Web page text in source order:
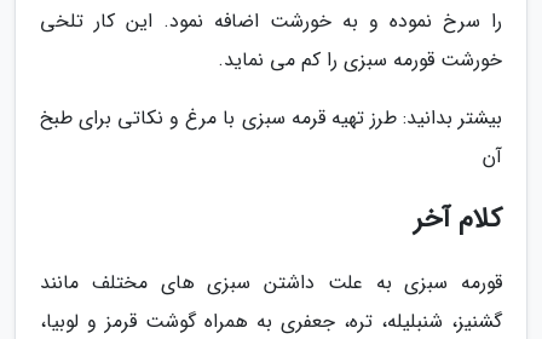
را سرخ نموده و به خورشت اضافه نمود. این کار تلخی
خورشت قورمه سبزی را کم می نماید.
بیشتر بدانید: طرز تهیه قرمه سبزی با مرغ و نکاتی برای طبخ
آن
کلام آخر
قورمه سبزی به علت داشتن سبزی های مختلف مانند
گشنیز، شنبلیله، تره، جعفری به همراه گوشت قرمز و لوبیا،